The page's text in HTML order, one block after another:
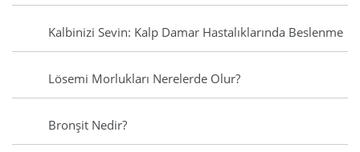
Kalbinizi Sevin: Kalp Damar Hastalıklarında Beslenme
Lösemi Morlukları Nerelerde Olur?
Bronşit Nedir?